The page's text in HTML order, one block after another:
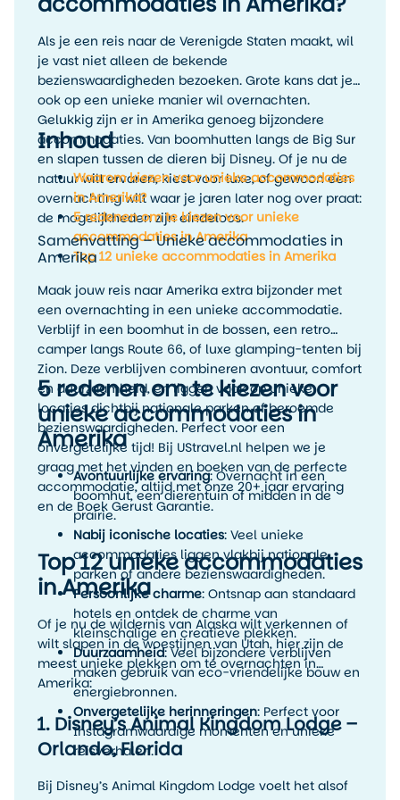
Als je een reis naar de Verenigde Staten maakt, wil
je vast niet alleen de bekende
bezienswaardigheden bezoeken. Grote kans dat je
ook op een unieke manier wil overnachten.
Gelukkig zijn er in Amerika genoeg bijzondere
accommodaties. Van boomhutten langs de Big Sur
en slapen tussen de dieren bij Disney. Of je nu de
natuur wilt ervaren, kiest voor luxe, of gewoon een
overnachting wilt waar je jaren later nog over praat:
de mogelijkheden zijn eindeloos.
Inhoud
Waarom kiezen voor unieke accommodaties
in Amerika?
5 redenen om te kiezen voor unieke
accommodaties in Amerika
Top 12 unieke accommodaties in Amerika
Samenvatting – Unieke accommodaties in
Amerika
Maak jouw reis naar Amerika extra bijzonder met
een overnachting in een unieke accommodatie.
Verblijf in een boomhut in de bossen, een retro
camper langs Route 66, of luxe glamping-tenten bij
Zion. Deze verblijven combineren avontuur, comfort
en duurzaamheid, en liggen vaak op unieke
locaties dichtbij nationale parken of beroemde
bezienswaardigheden. Perfect voor een
onvergetelijke tijd! Bij UStravel.nl helpen we je
graag met het vinden en boeken van de perfecte
accommodatie, altijd met onze 20+ jaar ervaring
en de Boek Gerust Garantie.
5 redenen om te kiezen voor
unieke accommodaties in
Amerika
Avontuurlijke ervaring: Overnacht in een
boomhut, een dierentuin of midden in de
prairie.
Nabij iconische locaties: Veel unieke
accommodaties liggen vlakbij nationale
parken of andere bezienswaardigheden.
Persoonlijke charme: Ontsnap aan standaard
hotels en ontdek de charme van
kleinschalige en creatieve plekken.
Duurzaamheid: Veel bijzondere verblijven
maken gebruik van eco-vriendelijke bouw en
energiebronnen.
Onvergetelijke herinneringen: Perfect voor
Instagramwaardige momenten en unieke
reisverhalen.
Top 12 unieke accommodaties
in Amerika
Of je nu de wildernis van Alaska wilt verkennen of
wilt slapen in de woestijnen van Utah, hier zijn de
meest unieke plekken om te overnachten in
Amerika:
1. Disney’s Animal Kingdom Lodge –
Orlando, Florida
Bij Disney’s Animal Kingdom Lodge voelt het alsof